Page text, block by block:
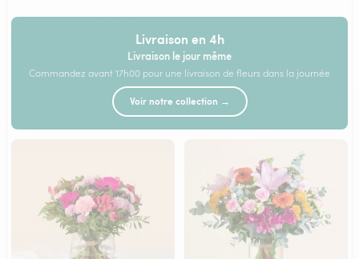
Livraison en 4h
Livraison le jour même
Commandez avant 17h00 pour une livraison de fleurs dans la journée
Voir notre collection →